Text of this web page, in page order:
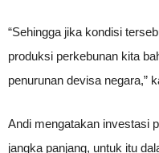
“Sehingga jika kondisi
produksi perkebunan kita
penurunan devisa negara,”
Andi mengatakan investasi
jangka panjang, untuk itu